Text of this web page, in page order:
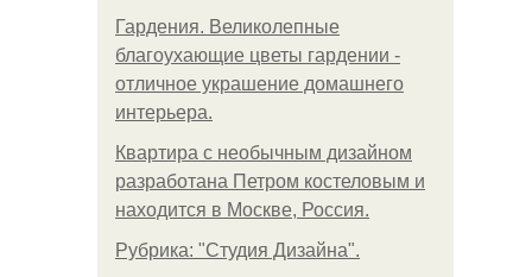
Гардения. Великолепные
благоухающие цветы гардении -
отличное украшение домашнего
интерьера.
Квартира с необычным дизайном
разработана Петром костеловым и
находится в Москве, Россия.
Рубрика: "Студия Дизайна".